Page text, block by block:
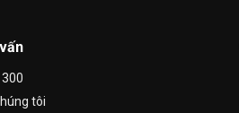
300
tôi